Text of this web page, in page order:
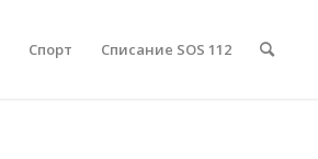
Спорт Списание SOS 112